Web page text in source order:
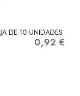
DE 10 UNIDADES
Precio
0,92 €